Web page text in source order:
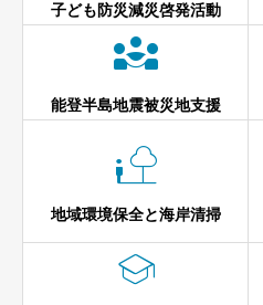
子ども防災減災啓発活動

能登半島地震被災地支援

地域環境保全と海岸清掃
